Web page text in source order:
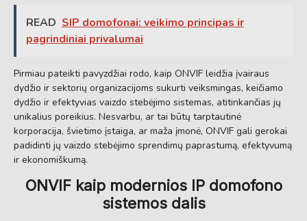
READ SIP domofonai: veikimo principas ir
pagrindiniai privalumai
Pirmiau pateikti pavyzdžiai rodo, kaip ONVIF leidžia įvairaus
dydžio ir sektorių organizacijoms sukurti veiksmingas, keičiamo
dydžio ir efektyvias vaizdo stebėjimo sistemas, atitinkančias jų
unikalius poreikius. Nesvarbu, ar tai būtų tarptautinė
korporacija, švietimo įstaiga, ar maža įmonė, ONVIF gali gerokai
padidinti jų vaizdo stebėjimo sprendimų paprastumą, efektyvumą
ir ekonomiškumą.
ONVIF kaip modernios IP domofono
sistemos dalis